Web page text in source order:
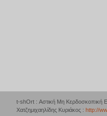
t-shOrt : Αστική Μη Κερδοσκοπική
Χατζημιχαηλίδης Κυριάκος : http://